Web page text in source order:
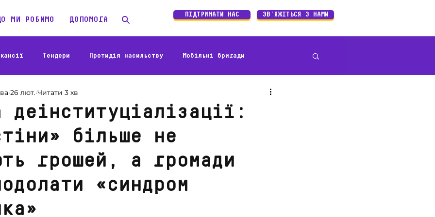
МИ РОБИМО ДОПОМОГА
ПІДТРИМАТИ НАС ЗВ'ЯЖІТЬСЯ З НАМИ
Тендери Протидія насильству Мобільні бригади
Історії бенефіціарів
людини
деінституціалізації:
більше не
грошей, а громади
«синдром
26 лют. Читати 3 хв